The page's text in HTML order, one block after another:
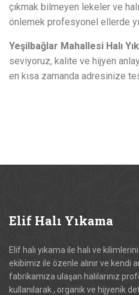
çıkmak bilmeyen lekeler ve
önlemek profesyonel ellerde
Yeşilbağlar Mahallesi Halı
seviyoruz, kalite ve hijyen
en kısa zamanda adresinize
Elif Halı Yıkama
Elif halı yıkama ile halı ve
ekibimiz ile özenle alınır ve kendi
fabrikamıza ulaşan halılarınız
kullanılarak , organik ve hijyenik